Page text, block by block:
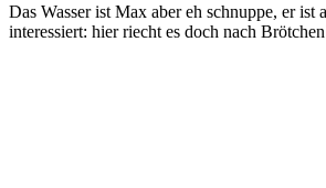
Das Wasser ist Max aber eh schnuppe, er ist
interessiert: hier riecht es doch nach